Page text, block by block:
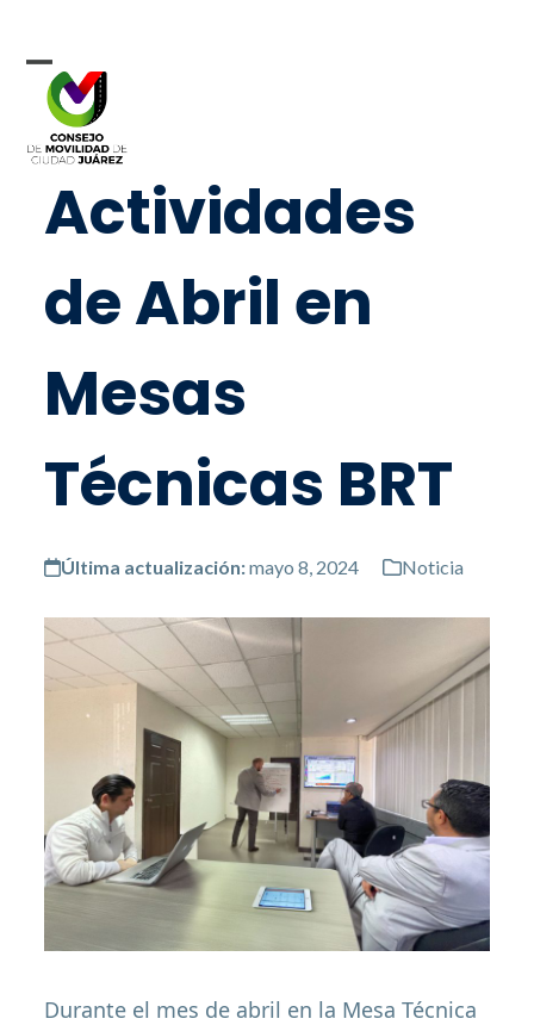
content
Open
mobile
menu
Close
mobile
menu
Actividades
de Abril en
Mesas
Técnicas BRT
Última actualización:mayo 8, 2024 Noticia
Durante el mes de abril en la Mesa Técnica